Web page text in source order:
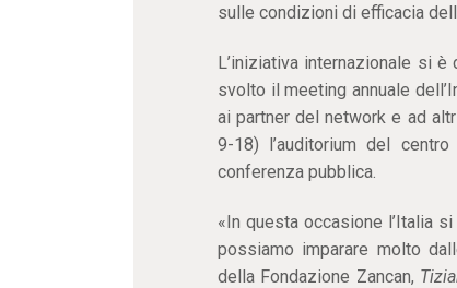
sulle condizioni di efficacia
L’iniziativa internazionale si
svolto il meeting annuale
ai partner del network e ad
9-18) l’auditorium del
conferenza pubblica.
«In questa occasione l’Italia
possiamo imparare molto
della Fondazione Zancan,